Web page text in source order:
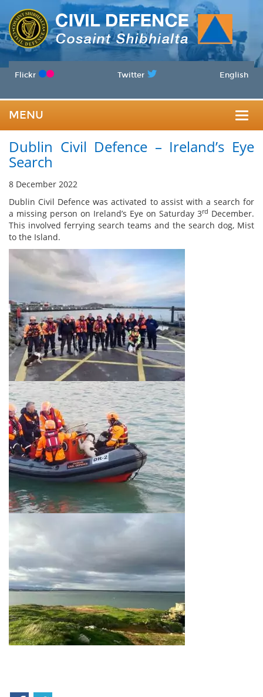
Flickr Twitter English
MENU
Dublin Civil Defence – Ireland’s Eye
Search
8 December 2022
Dublin Civil Defence was activated to assist with a search for
a missing person on Ireland’s Eye on Saturday 3rd December.
This involved ferrying search teams and the search dog, Mist
to the Island.